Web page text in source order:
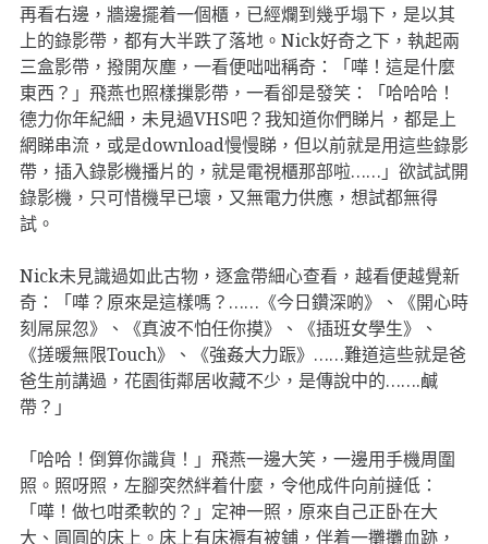
再看右邊，牆邊擺着一個櫃，已經爛到幾乎塌下，是以其
上的錄影帶，都有大半跌了落地。Nick好奇之下，執起兩
三盒影帶，撥開灰塵，一看便咄咄稱奇：「嘩！這是什麼
東西？」飛燕也照樣摷影帶，一看卻是發笑：「哈哈哈！
德力你年紀細，未見過VHS吧？我知道你們睇片，都是上
網睇串流，或是download慢慢睇，但以前就是用這些錄影
帶，插入錄影機播片的，就是電視櫃那部啦……」欲試試開
錄影機，只可惜機早已壞，又無電力供應，想試都無得
試。
Nick未見識過如此古物，逐盒帶細心查看，越看便越覺新
奇：「嘩？原來是這樣嗎？……《今日鑽深啲》、《開心時
刻屌屎忽》、《真波不怕任你摸》、《插班女學生》、
《搓暖無限Touch》、《強姦大力䟴》……難道這些就是爸
爸生前講過，花園街鄰居收藏不少，是傳說中的…….鹹
帶？」
「哈哈！倒算你識貨！」飛燕一邊大笑，一邊用手機周圍
照。照呀照，左腳突然絆着什麼，令他成件向前撻低：
「嘩！做乜咁柔軟的？」定神一照，原來自己正卧在大
大、圓圓的床上。床上有床褥有被鋪，伴着一攤攤血跡，